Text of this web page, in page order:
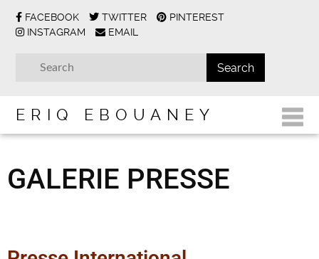
FACEBOOK TWITTER
PINTEREST
INSTAGRAM
EMAIL
ERIQ EBOUANEY
GALERIE PRESSE